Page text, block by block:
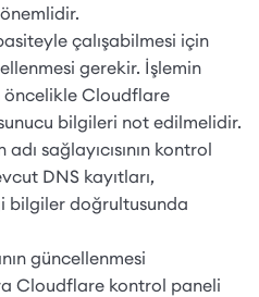
çalışabilmesi için
gerekir. İşlemin
Cloudflare
bilgileri not edilmelidir.
sağlayıcısının kontrol
DNS kayıtları,
bilgiler doğrultusunda
güncellenmesi
Cloudflare kontrol paneli